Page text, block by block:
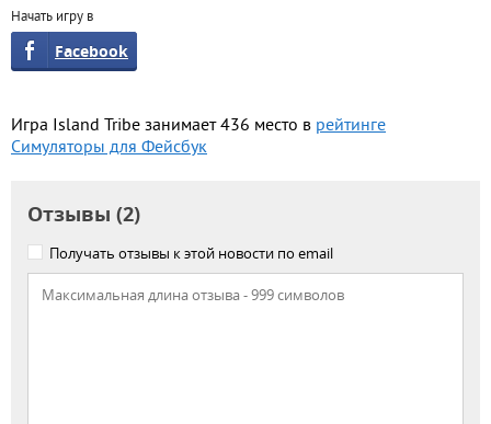
Начать игру в
Facebook
Игра Island Tribe занимает 436 место в рейтинге
Симуляторы для Фейсбук
Отзывы (2)
Получать отзывы к этой новости по email